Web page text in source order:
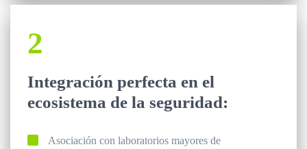
2
Integración perfecta en el
ecosistema de la seguridad:
Asociación con laboratorios mayores de